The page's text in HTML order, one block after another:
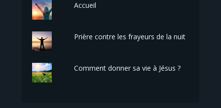
Accueil
Prière contre les frayeurs de la nuit
Comment donner sa vie à Jésus ?